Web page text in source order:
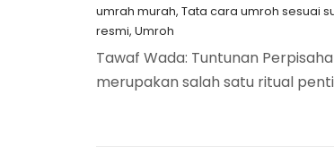
umrah murah, Tata cara umroh sesuai
resmi, Umroh
​Tawaf Wada: Tuntunan
merupakan salah satu ritual